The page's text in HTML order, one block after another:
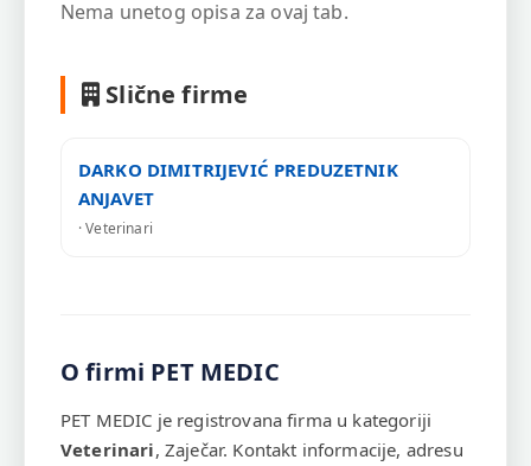
Nema unetog opisa za ovaj tab.
Slične firme
DARKO DIMITRIJEVIĆ PREDUZETNIK
ANJAVET
· Veterinari
O firmi PET MEDIC
PET MEDIC je registrovana firma u kategoriji
Veterinari, Zaječar. Kontakt informacije, adresu